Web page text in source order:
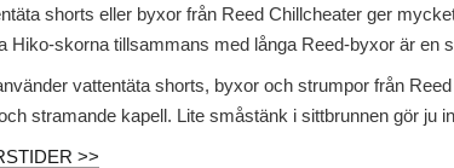
shorts eller byxor från Reed Chillcheater ger
Hiko-skorna tillsammans med långa Reed-byxor är en
vattentäta shorts, byxor och strumpor från
stramande kapell. Lite småstänk i sittbrunnen gör
>>